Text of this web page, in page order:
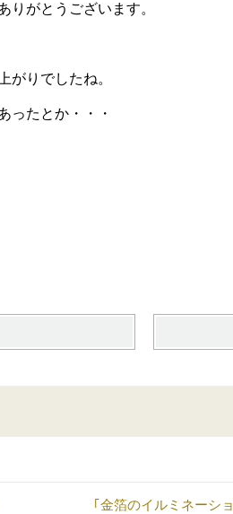
りがとうございます。
がりでしたね。
ったとか・・・
物詩 ｢金箔のイルミネーショ